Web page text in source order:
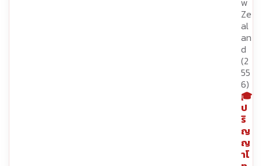
Ze
al
an
d
(2
55
6)
🎓
ป
ริ
ญ
ญ
าโ